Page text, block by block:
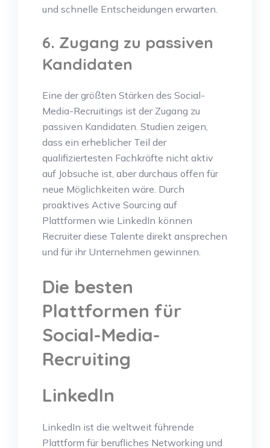
und schnelle Entscheidungen erwarten.
6. Zugang zu passiven
Kandidaten
Eine der größten Stärken des Social-
Media-Recruitings ist der Zugang zu
passiven Kandidaten. Studien zeigen,
dass ein erheblicher Teil der
qualifiziertesten Fachkräfte nicht aktiv
auf Jobsuche ist, aber durchaus offen für
neue Möglichkeiten wäre. Durch
proaktives Active Sourcing auf
Plattformen wie LinkedIn können
Recruiter diese Talente direkt ansprechen
und für ihr Unternehmen gewinnen.
Die besten
Plattformen für
Social-Media-
Recruiting
LinkedIn
LinkedIn ist die weltweit führende
Plattform für berufliches Networking und